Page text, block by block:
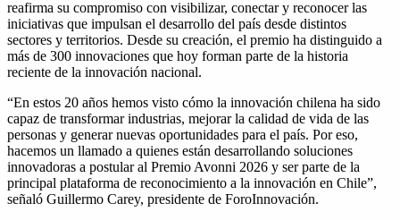
reafirma su compromiso con visibilizar, conectar y reconocer las
iniciativas que impulsan el desarrollo del país desde distintos
sectores y territorios. Desde su creación, el premio ha distinguido a
más de 300 innovaciones que hoy forman parte de la historia
reciente de la innovación nacional.
“En estos 20 años hemos visto cómo la innovación chilena ha sido
capaz de transformar industrias, mejorar la calidad de vida de las
personas y generar nuevas oportunidades para el país. Por eso,
hacemos un llamado a quienes están desarrollando soluciones
innovadoras a postular al Premio Avonni 2026 y ser parte de la
principal plataforma de reconocimiento a la innovación en Chile”,
señaló Guillermo Carey, presidente de ForoInnovación.